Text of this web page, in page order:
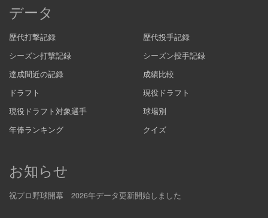
データ
歴代打撃記録
歴代投手記録
シーズン打撃記録
シーズン投手記録
達成間近の記録
成績比較
ドラフト
現役ドラフト
現役ドラフト対象選手
球場別
年俸ランキング
クイズ
お知らせ
祝プロ野球開幕 2026年データ更新開始しました